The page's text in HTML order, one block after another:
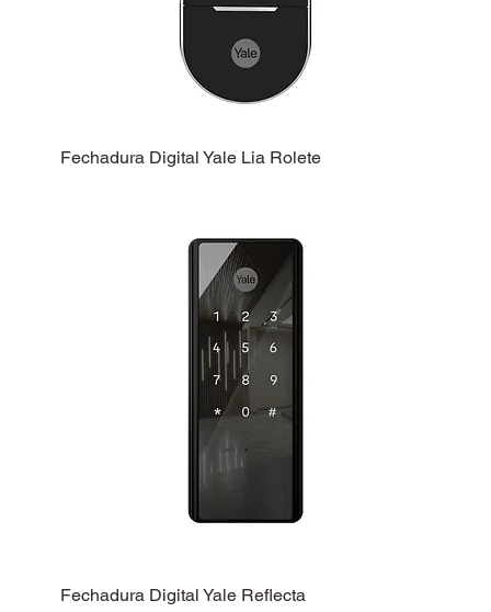
Fechadura Digital Yale Lia Rolete
Fechadura Digital Yale Reflecta